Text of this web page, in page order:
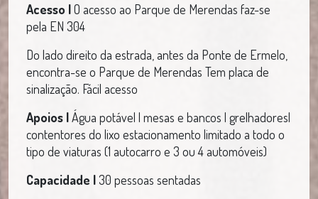
Acesso |O acesso ao Parque de Merendas faz-se
pela EN 304
Do lado direito da estrada, antes da Ponte de Ermelo,
encontra-se o Parque de Merendas Tem placa de
sinalização. Fácil acesso
Apoios |Água potável | mesas e bancos | grelhadores|
contentores do lixo estacionamento limitado a todo o
tipo de viaturas (1 autocarro e 3 ou 4 automóveis)
Capacidade | 30 pessoas sentadas